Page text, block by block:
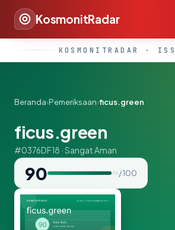
KosmonitRadar
KOSMONITRADAR ·
Beranda›Pemeriksaan›ficus.green
ficus.green
#0376DF18 · Sangat Aman
90 / 100